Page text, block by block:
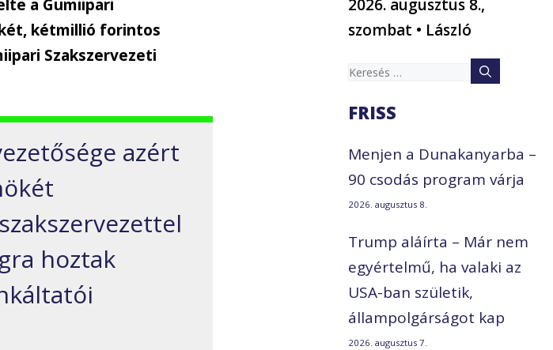
a Gumiipari
kétmillió forintos
Szakszervezeti
azért
hoztak
2026. augusztus 8.,
szombat • László
Keresés:
FRISS
Menjen a Dunakanyarba –
90 csodás program várja
2026. augusztus 8.
Trump aláírta – Már nem
egyértelmű, ha valaki az
USA-ban születik,
állampolgárságot kap
2026. augusztus 7.